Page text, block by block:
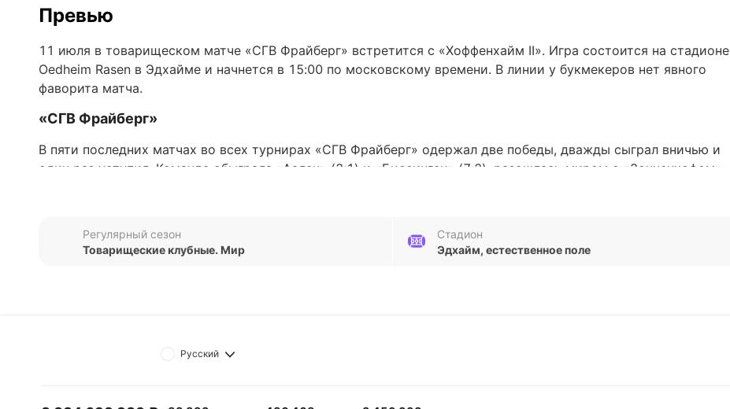
Превью
11 июля в товарищеском матче «СГВ Фрайберг» встретится с «Хоффенхайм II». Игра состоится на стадионе
Oedheim Rasen в Эдхайме и начнется в 15:00 по московскому времени. В линии у букмекеров нет явного
фаворита матча.
«СГВ Фрайберг»
В пяти последних матчах во всех турнирах «СГВ Фрайберг» одержал две победы, дважды сыграл вничью и
один раз уступил. Команда обыграла «Аален» (3:1) и «Биссинген» (7:2), разошлась миром с «Зонненхофом»
матчах.Регулярный сезон
Товарищеские клубные. Мир
Стадион
Эдхайм, естественное поле
Русский